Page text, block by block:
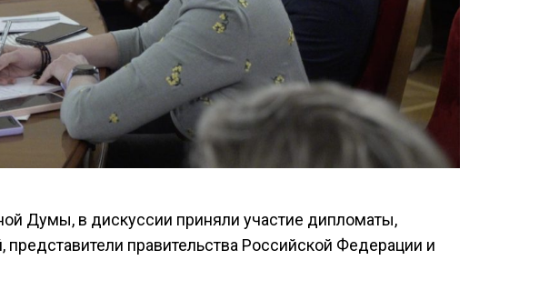
Думы, в дискуссии приняли участие дипломаты,
правительства Российской Федерации и